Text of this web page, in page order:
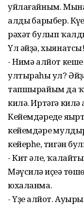
уйлағайным.
алдың барыбер.
рәхәт булып
Үл әйҙә, хыянатсы!
- Нимә алйот
ултыраһың ул?
тапшырайым да
килә. Иртәгә
Кейемдәреңде
кейемдәрең
кейерһең, тигән
- Кит әле,
Мәүсиләң иҫеңә
юхаланма.
- Үҙең алйот.